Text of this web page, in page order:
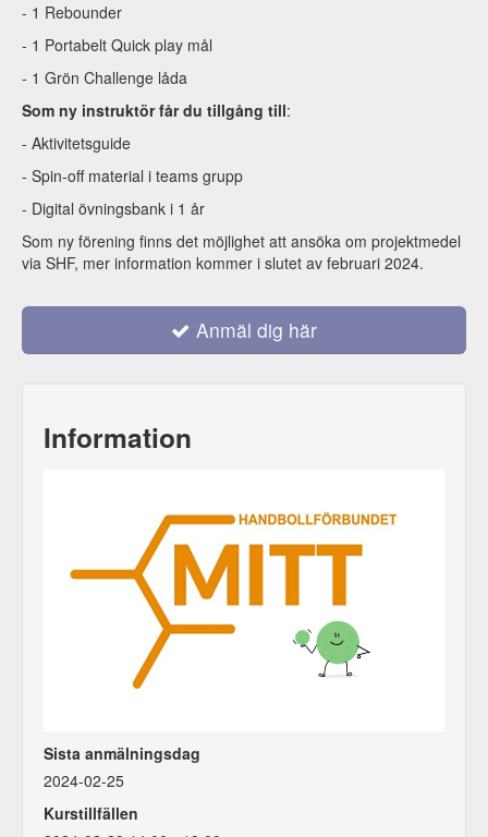
- 1 Rebounder
- 1 Portabelt Quick play mål
- 1 Grön Challenge låda
Som ny instruktör får du tillgång till:
- Aktivitetsguide
- Spin-off material i teams grupp
- Digital övningsbank i 1 år
Som ny förening finns det möjlighet att ansöka om projektmedel
via SHF, mer information kommer i slutet av februari 2024.
Anmäl dig här
Information
Sista anmälningsdag
2024-02-25
Kurstillfällen